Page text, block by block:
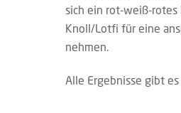
sich ein rot-weiß-
Knoll/Lotfi für eine
nehmen.
Alle Ergebnisse gibt es